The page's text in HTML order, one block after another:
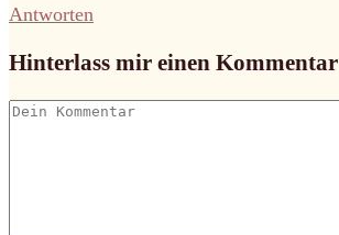
Antworten
Hinterlass mir einen Kommentar